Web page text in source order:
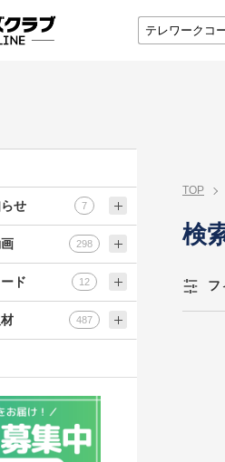
ださい。
せ 7
298
ド 12
487
TOP
検
フ